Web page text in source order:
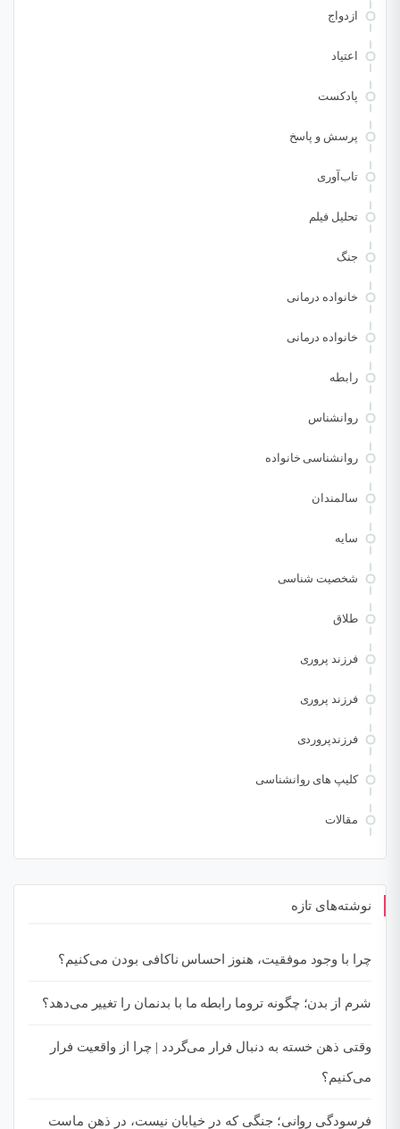
ازدواج
اعتیاد
پادکست
پرسش و پاسخ
تاب‌آوری
تحلیل فیلم
جنگ
خانواده درمانی
خانواده درمانی
رابطه
روانشناس
روانشناسی خانواده
سالمندان
سایه
شخصیت شناسی
طلاق
فرزند پروری
فرزند پروری
فرزندپروردی
کلیپ های روانشناسی
مقالات
نوشته‌های تازه
چرا با وجود موفقیت، هنوز احساس ناکافی بودن می‌کنیم؟
شرم از بدن؛ چگونه تروما رابطه ما با بدنمان را تغییر می‌دهد؟
وقتی ذهن خسته به دنبال فرار می‌گردد | چرا از واقعیت فرار
می‌کنیم؟
فرسودگی روانی؛ جنگی که در خیابان نیست، در ذهن ماست